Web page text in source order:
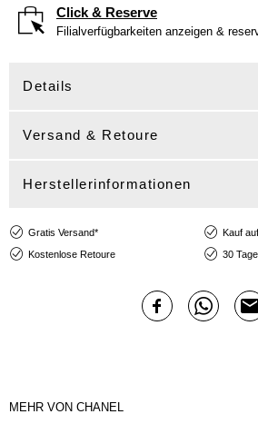
Click & Reserve
Filialverfügbarkeiten anzeigen &
Details
Versand & Retoure
Herstellerinformationen
Gratis Versand*
Kauf
Kostenlose Retoure
30
MEHR VON CHANEL